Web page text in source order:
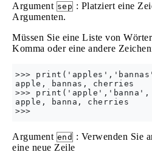
Argument sep : Platziert eine
Argumenten.
Müssen Sie eine Liste von
Komma oder eine andere
>>>
apple, bannas, cherries
>>>
apple, banna, cherries
Argument end : Verwenden Sie
eine neue Zeile